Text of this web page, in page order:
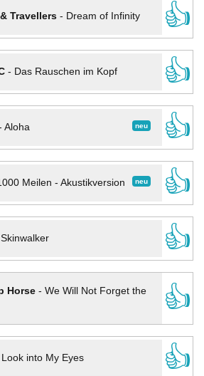
Travellers- Dream of Infinity
👍
- Das Rauschen im Kopf
👍
neu
Aloha
👍
neu
Meilen - Akustikversion
👍
Skinwalker
👍
Horse- We Will Not Forget the
👍
Look into My Eyes
👍